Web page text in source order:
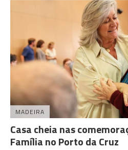
MADEIRA
Casa cheia nas
Família no Porto da Cruz